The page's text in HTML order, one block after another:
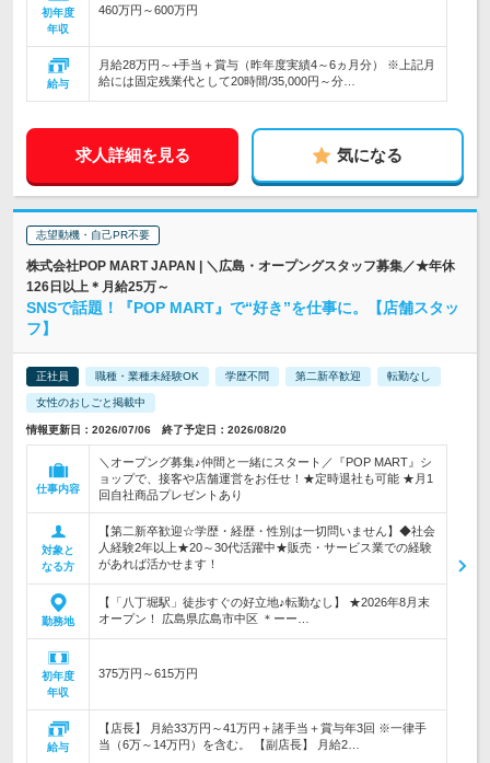
初年度
年収
460万円～600万円
給与
月給28万円～+手当＋賞与（昨年度実績4～6ヵ月分） ※上記月
給には固定残業代として20時間/35,000円～分…
求人詳細を見る 気になる
志望動機・自己PR不要
株式会社POP MART JAPAN | ＼広島・オープングスタッフ募集／★年休
126日以上＊月給25万～
SNSで話題！『POP MART』で“好き”を仕事に。【店舗スタッ
フ】
正社員 職種・業種未経験OK 学歴不問 第二新卒歓迎 転勤なし
女性のおしごと掲載中
情報更新日：2026/07/06 終了予定日：2026/08/20
仕事内容
＼オープング募集♪仲間と一緒にスタート／『POP MART』シ
ョップで、接客や店舗運営をお任せ！★定時退社も可能 ★月1
回自社商品プレゼントあり
対象と
なる方
【第二新卒歓迎☆学歴・経歴・性別は一切問いません】◆社会
人経験2年以上★20～30代活躍中★販売・サービス業での経験
があれば活かせます！
勤務地
【「八丁堀駅」徒歩すぐの好立地♪転勤なし】 ★2026年8月末
オープン！ 広島県広島市中区 ＊ーー…
初年度
年収
375万円～615万円
給与
【店長】 月給33万円～41万円＋諸手当＋賞与年3回 ※一律手
当（6万～14万円）を含む。 【副店長】 月給2…